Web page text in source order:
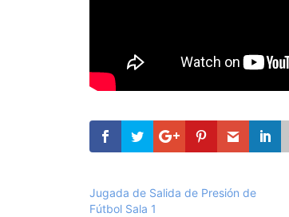
Jugada de Salida de Presión de
Fútbol Sala 1